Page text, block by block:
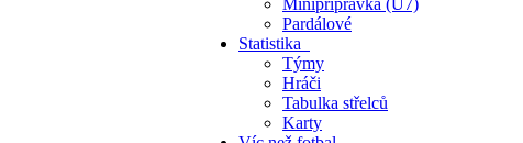
Minipřípravka (U7)
Pardálové
Statistika
Týmy
Hráči
Tabulka střelců
Karty